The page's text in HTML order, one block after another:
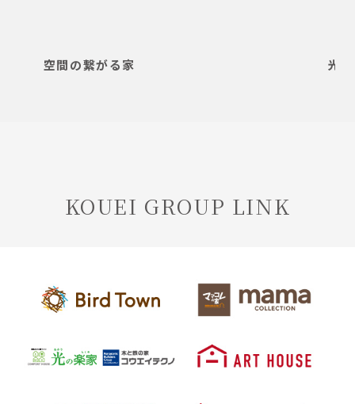
空間の繋がる家 光
KOUEI GROUP LINK